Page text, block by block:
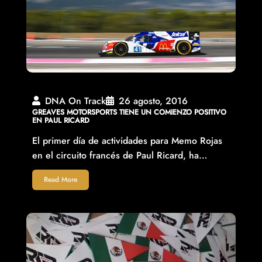
DNA On Track 26 agosto, 2016
GREAVES MOTORSPORTS TIENE UN COMIENZO POSITIVO
EN PAUL RICARD
El primer día de actividades para Memo Rojas
en el circuito francés de Paul Ricard, ha…
Read More